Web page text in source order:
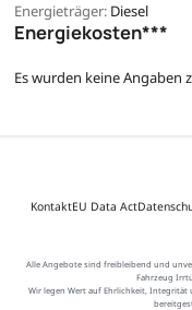
Energieträger: Diesel
Energiekosten***
Es wurden keine Angaben
KontaktEU Data Act
Alle Angebote sind freibleibend und
Fahrzeug
Wir legen Wert auf Ehrlichkeit, Integrität